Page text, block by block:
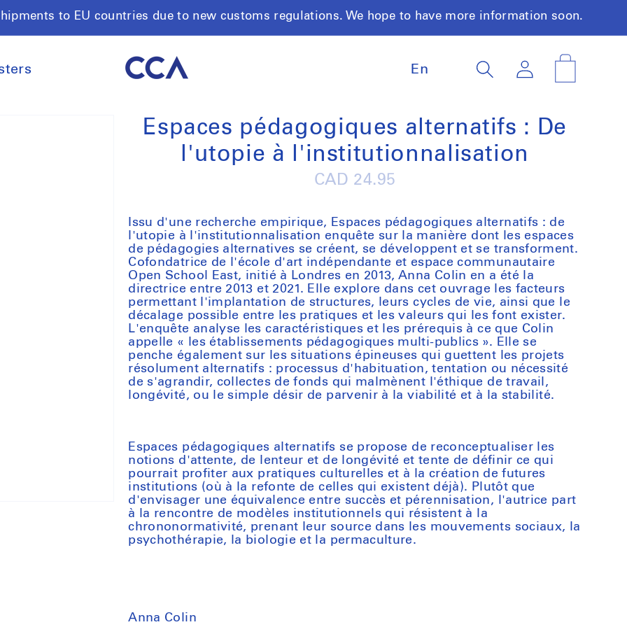
to EU countries due to new customs regulations. We hope to have more information soon.
u
a
g
En
Log
in
Espaces pédagogiques alternatifs : De
l'utopie à l'institutionnalisation
Regular
CAD 24.95
Issu d'une recherche empirique, Espaces pédagogiques alternatifs : de
l'utopie à l'institutionnalisation enquête sur la manière dont les espaces
de pédagogies alternatives se créent, se développent et se transforment.
Cofondatrice de l'école d'art indépendante et espace communautaire
Open School East, initié à Londres en 2013, Anna Colin en a été la
directrice entre 2013 et 2021. Elle explore dans cet ouvrage les facteurs
permettant l'implantation de structures, leurs cycles de vie, ainsi que le
décalage possible entre les pratiques et les valeurs qui les font exister.
L'enquête analyse les caractéristiques et les prérequis à ce que Colin
appelle « les établissements pédagogiques multi-publics ». Elle se
penche également sur les situations épineuses qui guettent les projets
résolument alternatifs : processus d'habituation, tentation ou nécessité
de s'agrandir, collectes de fonds qui malmènent l'éthique de travail,
longévité, ou le simple désir de parvenir à la viabilité et à la stabilité.
Espaces pédagogiques alternatifs se propose de reconceptualiser les
notions d'attente, de lenteur et de longévité et tente de définir ce qui
pourrait profiter aux pratiques culturelles et à la création de futures
institutions (où à la refonte de celles qui existent déjà). Plutôt que
d'envisager une équivalence entre succès et pérennisation, l'autrice part
à la rencontre de modèles institutionnels qui résistent à la
chrononormativité, prenant leur source dans les mouvements sociaux, la
psychothérapie, la biologie et la permaculture.
Anna Colin